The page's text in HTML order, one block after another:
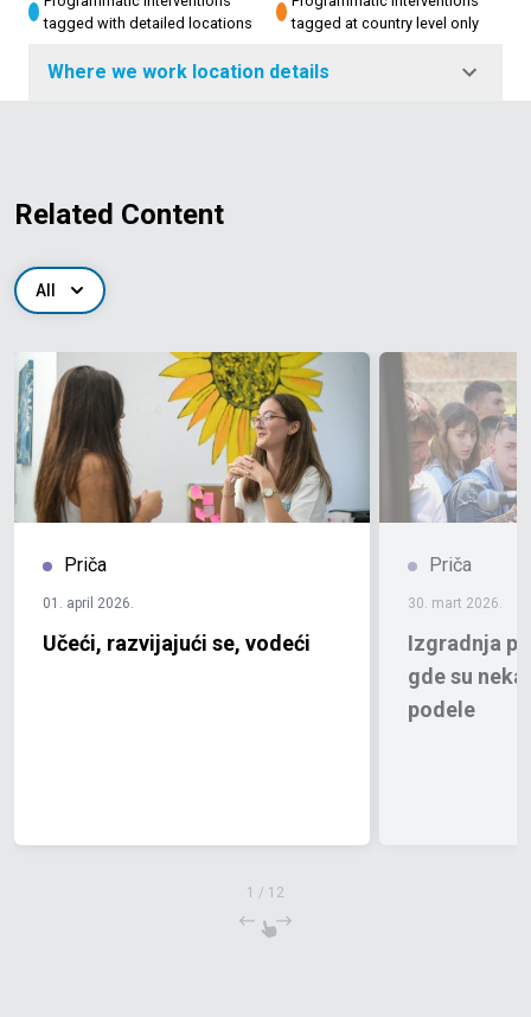
tagged with detailed locations
tagged at country level only
Where we work location details
Related Content
All
Priča
01. april 2026.
Učeći, razvijajući se, vodeći
Priča
30. mart 2026.
Izgradnja
gde su
podele
1 / 12